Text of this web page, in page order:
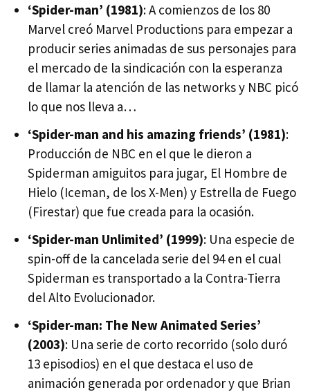
‘Spider-man’ (1981): A comienzos de los 80
Marvel creó Marvel Productions para empezar a
producir series animadas de sus personajes para
el mercado de la sindicación con la esperanza
de llamar la atención de las networks y NBC picó
lo que nos lleva a…
‘Spider-man and his amazing friends’ (1981):
Producción de NBC en el que le dieron a
Spiderman amiguitos para jugar, El Hombre de
Hielo (Iceman, de los X-Men) y Estrella de Fuego
(Firestar) que fue creada para la ocasión.
‘Spider-man Unlimited’ (1999): Una especie de
spin-off de la cancelada serie del 94 en el cual
Spiderman es transportado a la Contra-Tierra
del Alto Evolucionador.
‘Spider-man: The New Animated Series’
(2003): Una serie de corto recorrido (solo duró
13 episodios) en el que destaca el uso de
animación generada por ordenador y que Brian